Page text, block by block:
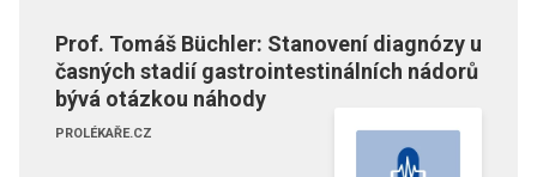
Prof. Tomáš Büchler: Stanovení diagnózy u
časných stadií gastrointestinálních nádorů
bývá otázkou náhody
PROLÉKAŘE.CZ